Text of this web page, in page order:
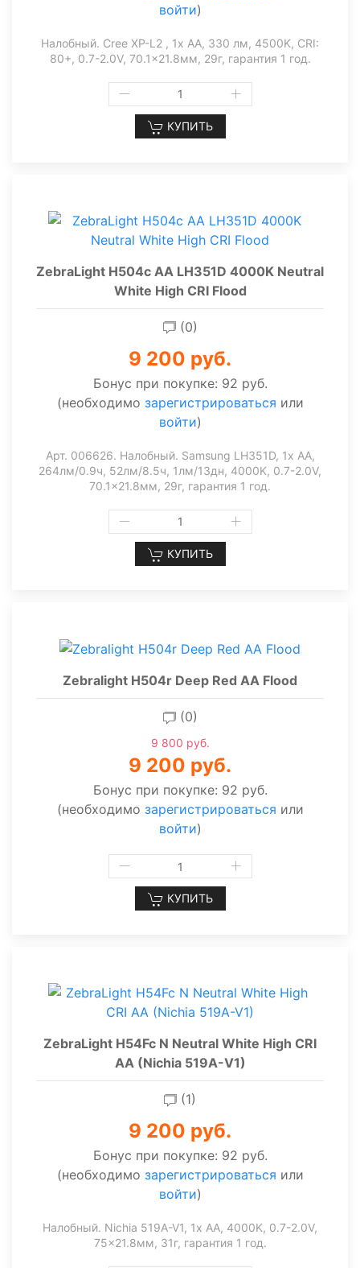
войти)
Налобный. Cree XP-L2 , 1x AA, 330 лм, 4500K, CRI:
80+, 0.7-2.0V, 70.1x21.8мм, 29г, гарантия 1 год.
КУПИТЬ
ZebraLight H504c AA LH351D 4000K Neutral
White High CRI Flood
(0)
9 200 руб.
Бонус при покупке: 92 руб.
(необходимо зарегистрироваться или
войти)
Арт. 006626. Налобный. Samsung LH351D, 1x AA,
264лм/0.9ч, 52лм/8.5ч, 1лм/13дн, 4000K, 0.7-2.0V,
70.1x21.8мм, 29г, гарантия 1 год.
КУПИТЬ
Zebralight H504r Deep Red AA Flood
(0)
9 800 руб.
9 200 руб.
Бонус при покупке: 92 руб.
(необходимо зарегистрироваться или
войти)
КУПИТЬ
ZebraLight H54Fc N Neutral White High CRI
AA (Nichia 519A-V1)
(1)
9 200 руб.
Бонус при покупке: 92 руб.
(необходимо зарегистрироваться или
войти)
Налобный. Nichia 519A-V1, 1x AA, 4000K, 0.7-2.0V,
75x21.8мм, 31г, гарантия 1 год.